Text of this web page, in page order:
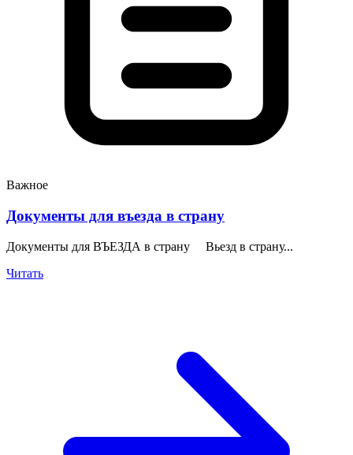
Важное
Документы для въезда в страну
Документы для ВЪЕЗДА в страну Вьезд в страну...
Читать